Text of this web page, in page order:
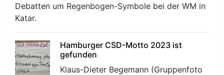
Debatten um Regenbogen-Symbole bei der WM in
Katar.
Hamburger CSD-Motto 2023 ist
gefunden
Klaus-Dieter Begemann (Gruppenfoto